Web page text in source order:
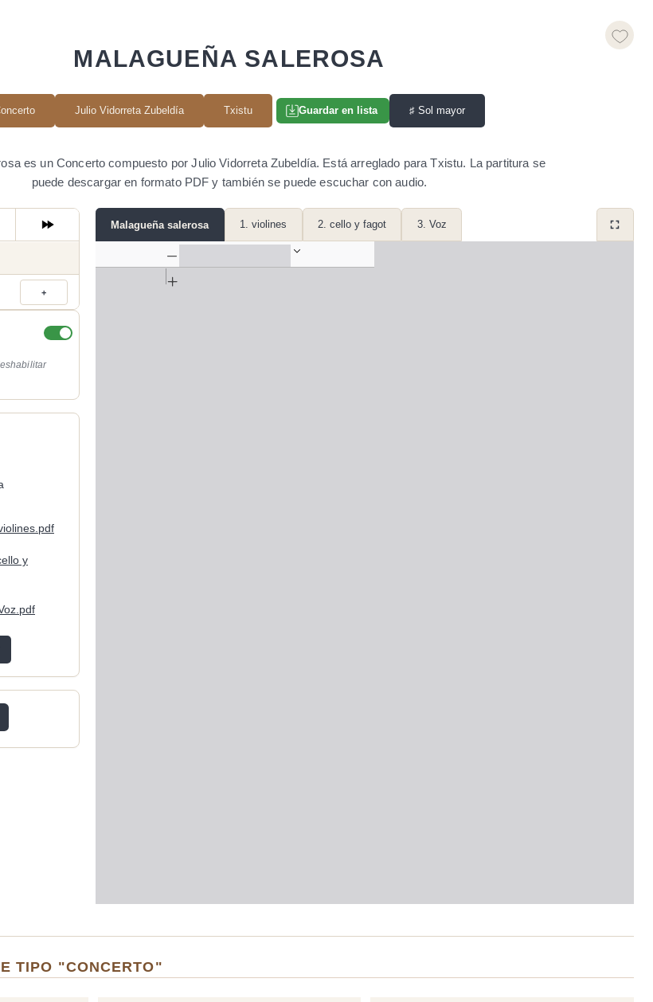
MALAGUEÑA SALEROSA
Julio Vidorreta Zubeldía Txistu Guardar en lista ♯Sol mayor
es un Concerto compuesto por Julio Vidorreta Zubeldía. Está arreglado para Txistu. La partitura se
puede descargar en formato PDF y también se puede escuchar con audio.
+
y
Malagueña salerosa 1. violines 2. cello y fagot 3. Voz
TIPO "CONCERTO"